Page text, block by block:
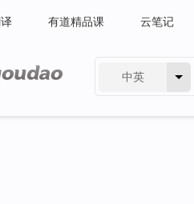
有道精品课 云笔记
中英